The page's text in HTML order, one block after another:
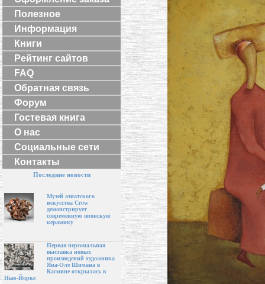
Полезное
Информация
Книги
Рейтинг сайтов
FAQ
Обратная связь
Форум
Гостевая книга
О нас
Социальные сети
Контакты
Последние новости
Музей азиатского
искусства Crow
демонстрирует
современную японскую
керамику
Первая персональная
выставка новых
произведений художника
Яна-Оле Шимана в
Касмине открылась в
Нью-Йорке